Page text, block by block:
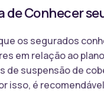
de Conhecer
os segurados
em relação ao
de suspensão de
isso, é